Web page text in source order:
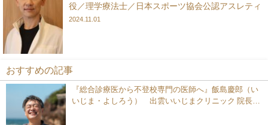
役／理学療法士／日本スポーツ協会公認アスレティ
ックトレーナー
2024.11.01
おすすめの記事
『総合診療医から不登校専門の医師へ』飯島慶郎（い
いじま・よしろう） 出雲いいじまクリニック 院長／